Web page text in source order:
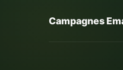
Campagnes